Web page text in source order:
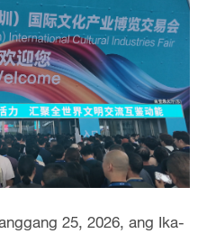
25, 2026, ang Ika-